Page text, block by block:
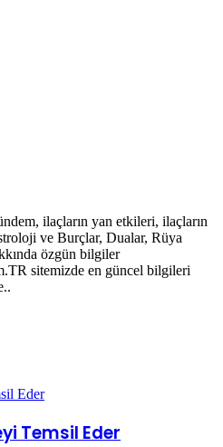
ilaçların yan etkileri, ilaçların
ve Burçlar, Dualar, Rüya
özgün bilgiler
sitemizde en güncel bilgileri
Temsil Eder